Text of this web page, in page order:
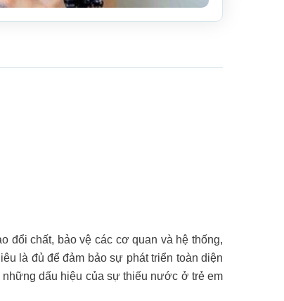
đổi chất, bảo vệ các cơ quan và hệ thống,
là đủ để đảm bảo sự phát triển toàn diện
dấu hiệu của sự thiếu nước ở trẻ em